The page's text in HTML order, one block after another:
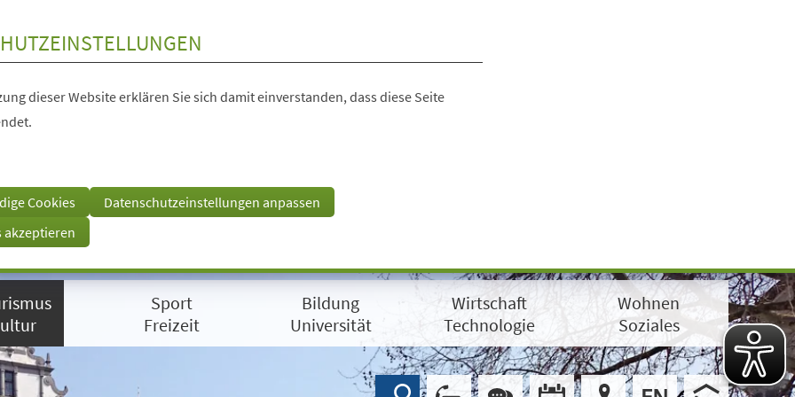
dieser Website erklären Sie sich damit einverstanden, dass diese Seite
Cookies
Datenschutzeinstellungen anpassen
akzeptieren
Sport
Freizeit
Bildung
Universität
Wirtschaft
Technologie
Wohnen
Soziales